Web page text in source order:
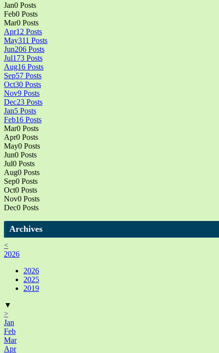
Jan0 Posts
Feb0 Posts
Mar0 Posts
Apr12 Posts
May311 Posts
Jun206 Posts
Jul173 Posts
Aug16 Posts
Sep57 Posts
Oct30 Posts
Nov9 Posts
Dec23 Posts
Jan5 Posts
Feb16 Posts
Mar0 Posts
Apr0 Posts
May0 Posts
Jun0 Posts
Jul0 Posts
Aug0 Posts
Sep0 Posts
Oct0 Posts
Nov0 Posts
Dec0 Posts
Archives
<
2026
2026
2025
2019
▼
>
Jan
Feb
Mar
Apr